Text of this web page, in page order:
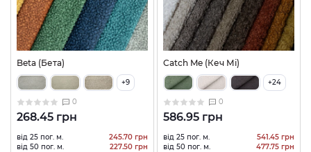
Beta (Бета)
+9
0
268.45 грн
від 25 пог. м.
245.70 грн
від 50 пог. м.
227.50 грн
Catch Me (Кеч Мі)
+24
0
586.95 грн
від 25 пог. м.
541.45 грн
від 50 пог. м.
477.75 грн